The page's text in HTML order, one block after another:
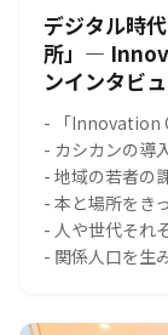
デジタル時
所」―
ンインタビュ
- 「Innovation
- カシカンの導
- 地域の若者の
- 本と場所をき
- 人や世代それ
- 関係人口を生